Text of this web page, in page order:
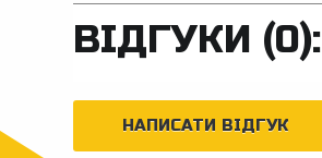
ВІДГУКИ (0):
НАПИСАТИ ВІДГУК